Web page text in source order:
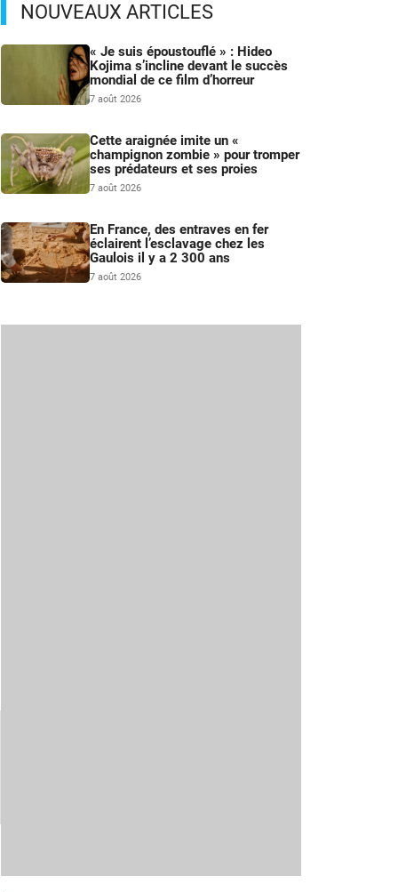
NOUVEAUX ARTICLES
« Je suis époustouflé » : Hideo
Kojima s’incline devant le succès
mondial de ce film d’horreur
7 août 2026
Cette araignée imite un «
champignon zombie » pour tromper
ses prédateurs et ses proies
7 août 2026
En France, des entraves en fer
éclairent l’esclavage chez les
Gaulois il y a 2 300 ans
7 août 2026